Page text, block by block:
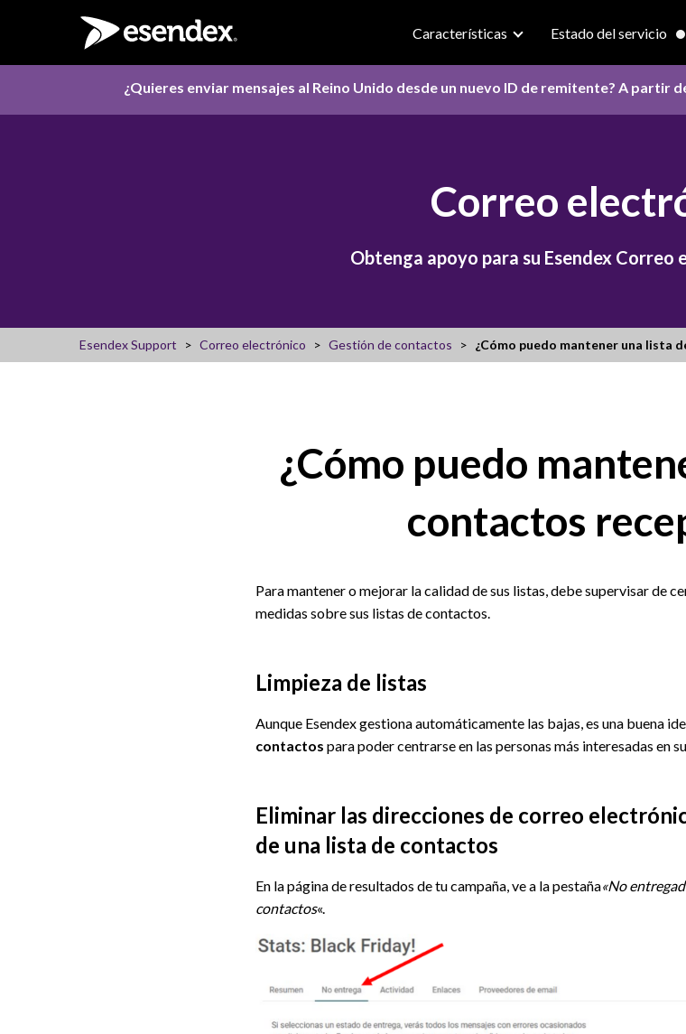
Características Estado del servicio
¿Quieres enviar mensajes al Reino Unido desde un nuevo ID de remitente? A partir
Correo
Obtenga apoyo para su Esendex
Esendex Support Correo electrónico Gestión de contactos ¿Cómo puedo mantener una lista
¿Cómo puedo
contactos
Para mantener o mejorar la calidad de sus listas, debe supervisar de
medidas sobre sus listas de contactos.
Limpieza de listas
Aunque Esendex gestiona automáticamente las bajas, es una buena
contactos para poder centrarse en las personas más interesadas en
Eliminar las direcciones de correo
de una lista de contactos
En la página de resultados de tu campaña, ve a la pestaña«No
contactos«.